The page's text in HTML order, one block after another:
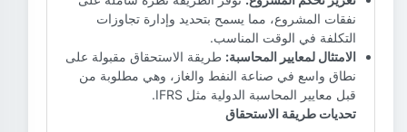
نفقات المشروع، مما يسمح بتحديد وإدارة تجاوزات
التكلفة في الوقت المناسب.
الامتثال لمعايير المحاسبة: طريقة الاستحقاق مقبولة على
نطاق واسع في صناعة النفط والغاز، وهي مطلوبة من
قبل معايير المحاسبة الدولية مثل IFRS.
تحديات طريقة الاستحقاق